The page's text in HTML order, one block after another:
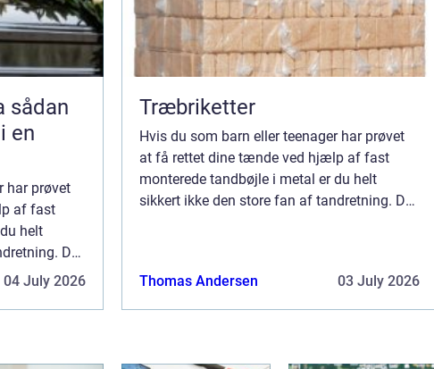
en
har prøvet
af fast
helt
Det
p...
04 July 2026
Træbriketter
Hvis du som barn eller teenager har prøvet
at få rettet dine tænde ved hjælp af fast
monterede tandbøjle i metal er du helt
sikkert ikke den store fan af tandretning. Det
Thomas Andersen 03 July 2026